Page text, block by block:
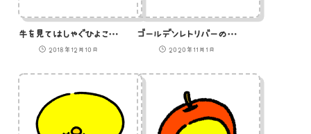
牛を見てはしゃぐひよこのイラスト
2018年12月10日
ゴールデンレトリバーのイラスト
2020年11月1日